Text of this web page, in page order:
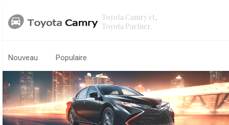
Toyota Camry et,
Toyota Partner.
Nouveau Populaire